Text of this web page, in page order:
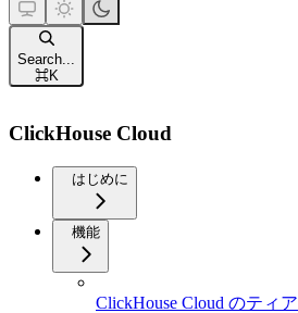
Search...
⌘K
ClickHouse Cloud
はじめに
機能
ClickHouse Cloud のティア